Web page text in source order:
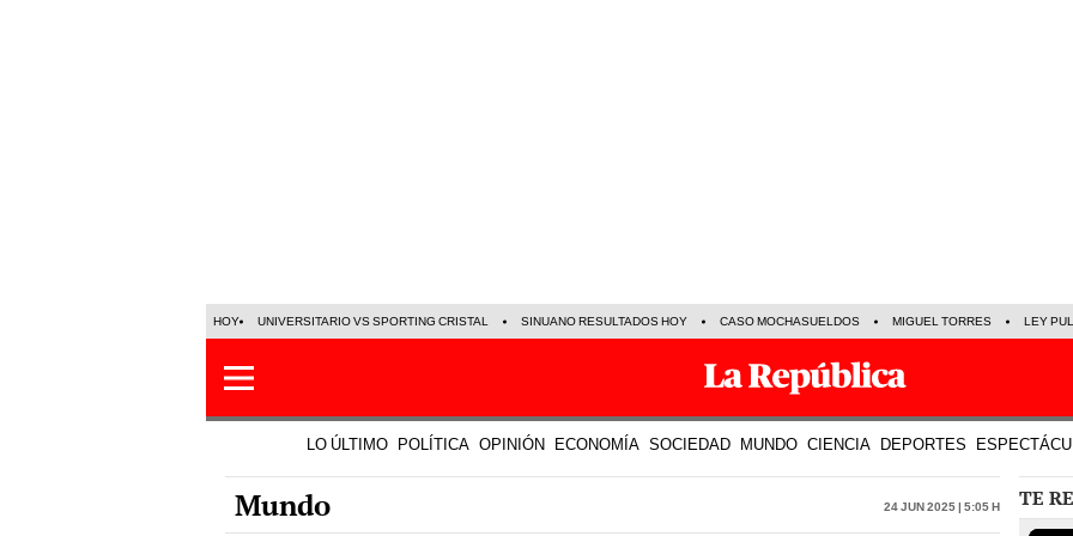
HOY UNIVERSITARIO VS SPORTING CRISTAL SINUANO RESULTADOS HOY CASO MOCHASUELDOS MIGUEL TORRES LEY
LO ÚLTIMO POLÍTICA OPINIÓN ECONOMÍA SOCIEDAD MUNDO CIENCIA DEPORTES
Mundo 24 Jun 2025 | 5:05 h TE